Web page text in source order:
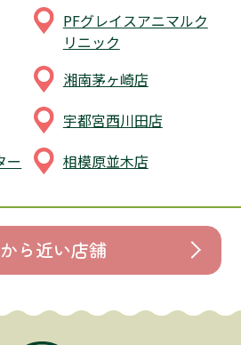
PFグレイスアニマルク
リニック
湘南茅ヶ崎店
宇都宮西川田店
ー
相模原並木店
ら近い店舗